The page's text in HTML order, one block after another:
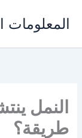
المعلومات
النمل
طريقة؟